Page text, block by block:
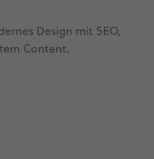
Design mit SEO,
Content.